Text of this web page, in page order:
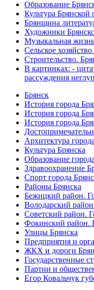
Образование
Культура Брянской
Брянщина
Художники
Музыкальная
Сельское
Строительство.
В картинках: -
рассуждения
Брянск
История города
История города
История города
Архитектура
Культура Брянска
Образование
Здравоохранение
Спорт города
Районы Брянска
Бежицкий район.
Володарский
Советский район.
Фокинский район.
Улицы Брянска
Предприятия и
ЖКХ и дороги
Государственные
Партии и
Егор Ковальчук